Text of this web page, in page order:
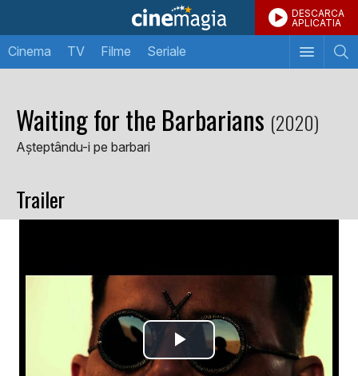
DESCARCA
APLICATIA
Cinema TV Filme Seriale
Waiting for the Barbarians (2020)
Așteptându-i pe barbari
Trailer